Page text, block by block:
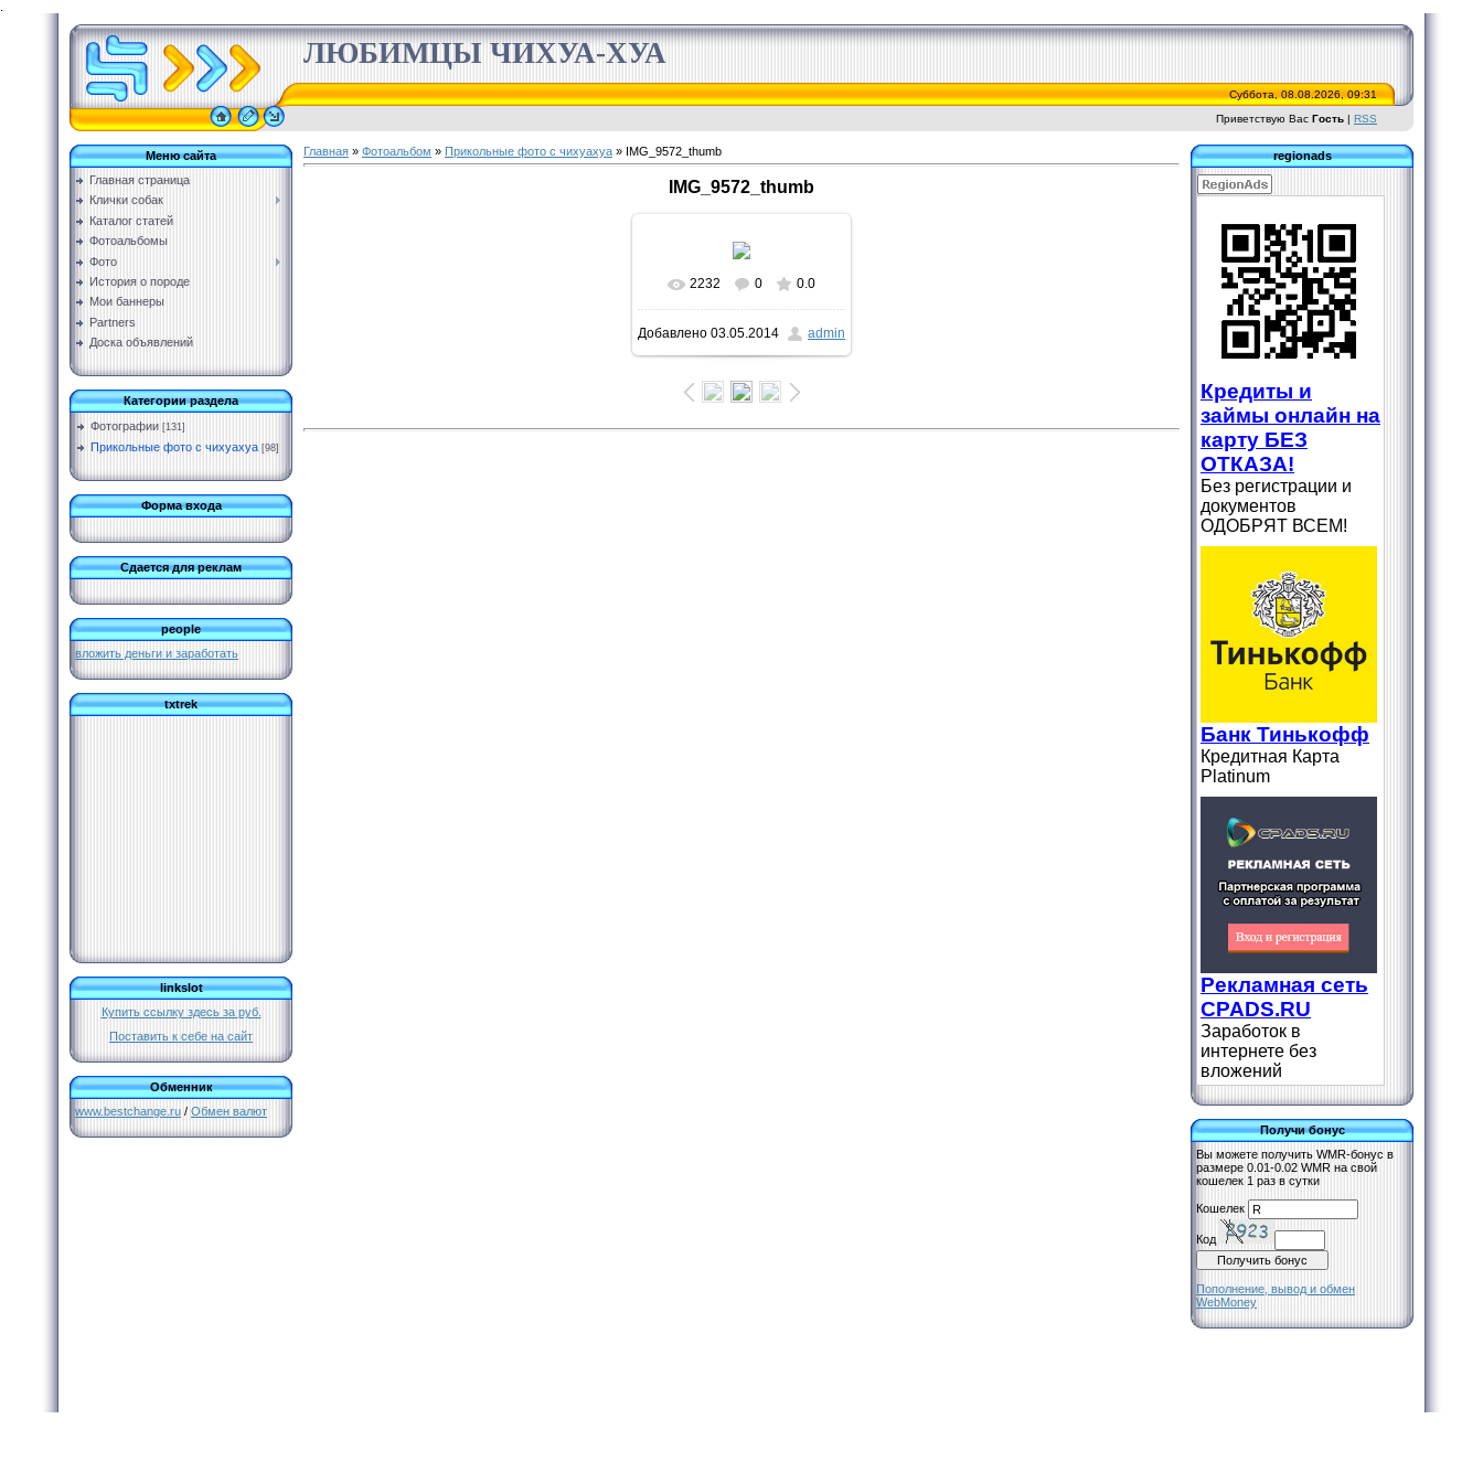
ЛЮБИМЦЫ ЧИХУА-ХУА
Суббота, 08.08.2026, 09:31
Приветствую Вас Гость | RSS
Меню сайта
Главная страница
Клички собак
Каталог статей
Фотоальбомы
Фото
История о породе
Мои баннеры
Partners
Доска объявлений
Категории раздела
Фотографии [131]
Прикольные фото с чихуахуа [98]
Форма входа
Сдается для реклам
people
вложить деньги и заработать
txtrek
linkslot
Купить ссылку здесь за руб.
Поставить к себе на сайт
Обменник
www.bestchange.ru / Обмен валют
Главная » Фотоальбом » Прикольные фото с чихуахуа » IMG_9572_thumb
IMG_9572_thumb
2232 0 0.0
Добавлено 03.05.2014 admin
regionads
Кредиты и
займы онлайн на
карту БЕЗ
ОТКАЗА!
Без регистрации и
документов
ОДОБРЯТ ВСЕМ!
Банк Тинькофф
Кредитная Карта
Platіnum
Рекламная сеть
CPADS.RU
Заработок в
интернете без
вложений
Получи бонус
Вы можете получить WMR-бонус в
размере 0.01-0.02 WMR на свой
кошелек 1 раз в сутки
Кошелек
Код
Пополнение, вывод и обмен
WebMoney